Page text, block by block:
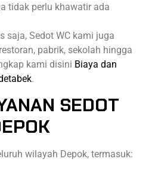
tidak perlu khawatir ada
saja, Sedot WC kami juga
pabrik, sekolah hingga
kami disini Biaya dan
.
SEDOT
wilayah Depok, termasuk: